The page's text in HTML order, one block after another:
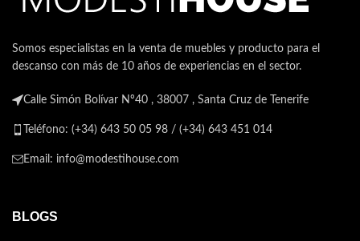
Somos especialistas en la venta de muebles y producto para el
descanso con más de 10 años de experiencias en el sector.
Calle Simón Bolívar Nº40 , 38007 , Santa Cruz de Tenerife
Teléfono: (+34) 643 50 05 98 / (+34) 643 451 014
Email: info@modestihouse.com
BLOGS